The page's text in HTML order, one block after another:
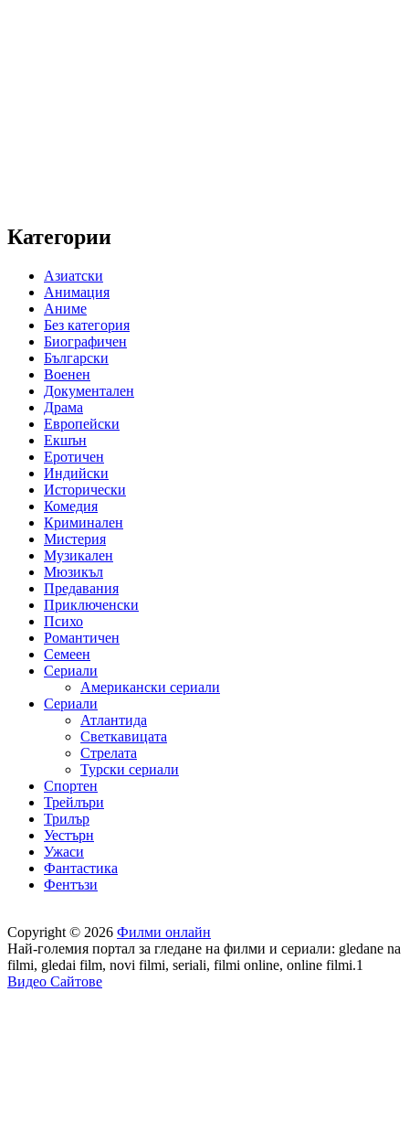
Категории
Азиатски
Анимация
Аниме
Без категория
Биографичен
Български
Военен
Документален
Драма
Европейски
Екшън
Еротичен
Индийски
Исторически
Комедия
Криминален
Мистерия
Музикален
Мюзикъл
Предавания
Приключенски
Психо
Романтичен
Семеен
Сериали
Американски сериали
Сериали
Атлантида
Светкавицата
Стрелата
Турски сериали
Спортен
Трейлъри
Трилър
Уестърн
Ужаси
Фантастика
Фентъзи
Copyright © 2026 Филми онлайн
Най-големия портал за гледане на филми и сериали: gledane na
filmi, gledai film, novi filmi, seriali, filmi online, online filmi.1
Видео Сайтове